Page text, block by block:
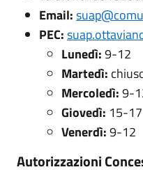
Email:
PEC:
Lunedì:9-12
Martedì:
Mercoledì:9-
Giovedì: 15-17
Venerdì:9-12
Autorizzazioni